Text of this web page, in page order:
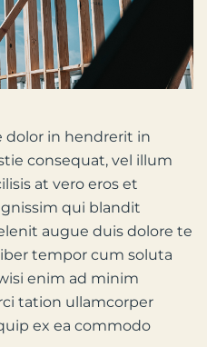
dolor in hendrerit in
consequat, vel illum
at vero eros et
qui blandit
augue duis dolore te
tempor cum soluta
enim ad minim
tation ullamcorper
ex ea commodo